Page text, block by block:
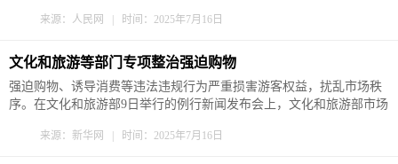
城的青春与活力。 去岳麓山看日出 感受“恰同学少年” “岳麓之胜，甲
来源：人民网 | 时间：2025年7月16日
文化和旅游等部门专项整治强迫购物
强迫购物、诱导消费等违法违规行为严重损害游客权益，扰乱市场秩
序。在文化和旅游部9日举行的例行新闻发布会上，文化和旅游部市场
部门的协同配合，以整治强迫购物等违法违规行为为重点，在全国范
来源：新华网 | 时间：2025年7月16日